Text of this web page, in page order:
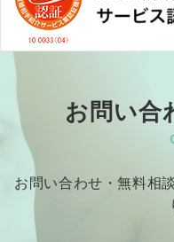
お問い合
お問い合わせ・無料相